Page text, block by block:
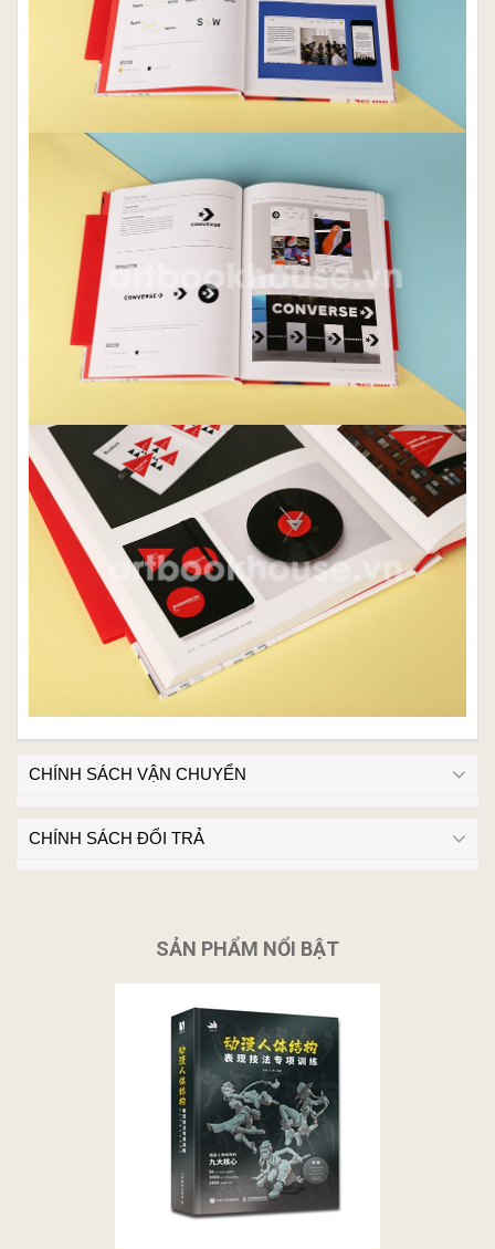
CHÍNH SÁCH VẬN CHUYỂN
CHÍNH SÁCH ĐỔI TRẢ
SẢN PHẨM NỔI BẬT